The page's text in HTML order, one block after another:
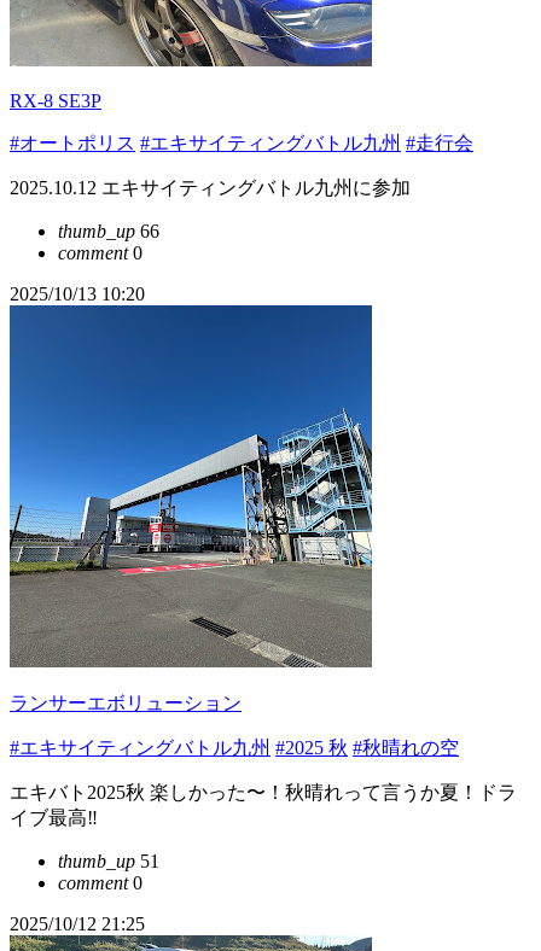
RX-8 SE3P
#オートポリス #エキサイティングバトル九州 #走行会
2025.10.12 エキサイティングバトル九州に参加
thumb_up 66
comment0
2025/10/13 10:20
ランサーエボリューション
#エキサイティングバトル九州 #2025 秋 #秋晴れの空
エキバト2025秋 楽しかった〜！秋晴れって言うか夏！ドラ
イブ最高‼️
thumb_up 51
comment0
2025/10/12 21:25